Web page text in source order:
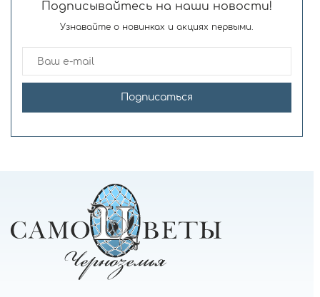
Подписывайтесь на наши новости!
Узнавайте о новинках и акциях первыми.
Подписаться